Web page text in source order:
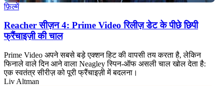
फ़िल्में
Reacher सीज़न 4: Prime Video रिलीज़ डेट के पीछे छिपी
फ्रैंचाइज़ी की चाल
Prime Video अपने सबसे बड़े एक्शन हिट की वापसी तय करता है, लेकिन
फिनाले वाले दिन आने वाला Neagley स्पिन-ऑफ असली चाल खोल देता है:
एक स्वतंत्र सीरीज़ को पूरी फ्रैंचाइज़ी में बदलना।
Liv Altman